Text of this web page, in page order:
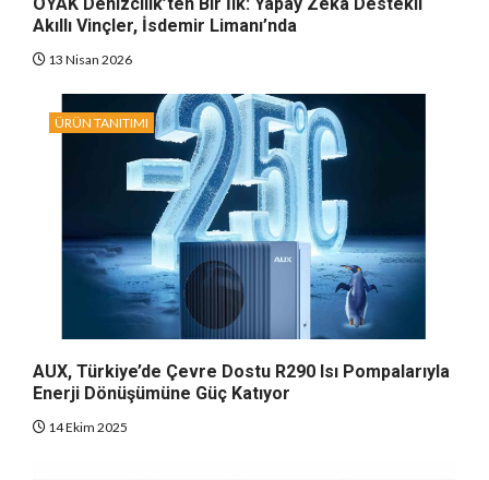
Akıllı Vinçler, İsdemir Limanı’nda
13 Nisan 2026
ÜRÜN TANITIMI
AUX, Türkiye’de Çevre Dostu R290 Isı Pompalarıyla
Enerji Dönüşümüne Güç Katıyor
14 Ekim 2025